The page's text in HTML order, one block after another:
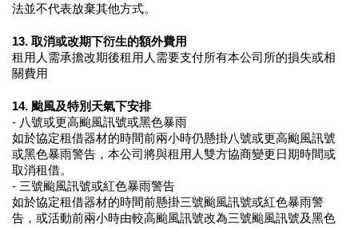
法並不代表放棄其他方式。
13. 取消或改期下衍生的額外費用
租用人需承擔改期後租用人需要支付所有本公司所的損失或相
關費用
14. 颱風及特別天氣下安排
- 八號或更高颱風訊號或黑色暴雨
如於協定租借器材的時間前兩小時仍懸掛八號或更高颱風訊號
或黑色暴雨警告，本公司將與租用人雙方協商變更日期時間或
取消租借。
- 三號颱風訊號或紅色暴雨警告
如於協定租借器材的時間前懸掛三號颱風訊號或紅色暴雨警
告，或活動前兩小時由較高颱風訊號改為三號颱風訊號及黑色